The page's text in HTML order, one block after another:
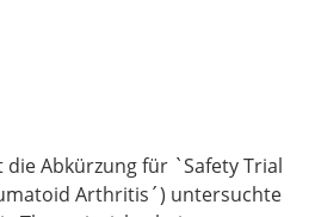
die Abkürzung für `Safety Trial
Arthritis´) untersuchte